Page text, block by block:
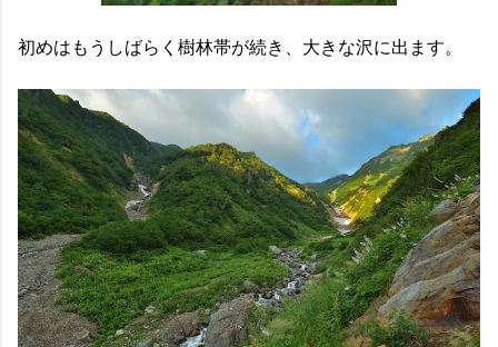
初めはもうしばらく樹林帯が続き、大きな沢に出ます。